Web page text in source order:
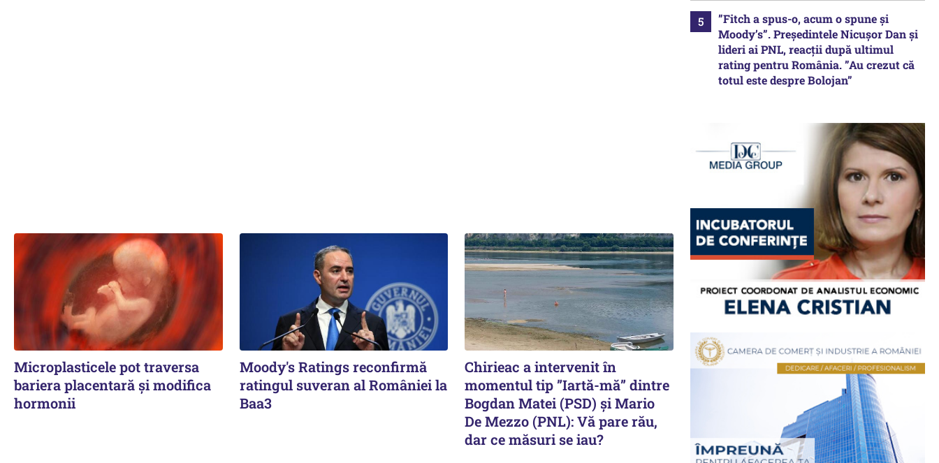
Microplasticele pot traversa
bariera placentară și modifica
hormonii
Moody's Ratings reconfirmă
ratingul suveran al României la
Baa3
Chirieac a intervenit în
momentul tip ”Iartă-mă” dintre
Bogdan Matei (PSD) și Mario
De Mezzo (PNL): Vă pare rău,
dar ce măsuri se iau?
”Fitch a spus-o, acum o spune și
Moody’s”. Președintele Nicușor Dan și
lideri ai PNL, reacții după ultimul
rating pentru România. ”Au crezut că
totul este despre Bolojan”